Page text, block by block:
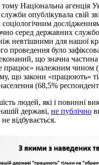
Національна агенція
опублікувала свій
серед державних
невтішними для нашої
проведення було
що значна частина
працює» належним чином
що закони «працюють»
(68,5%
людей, які і повинні
державі, не публічно
відбувається.